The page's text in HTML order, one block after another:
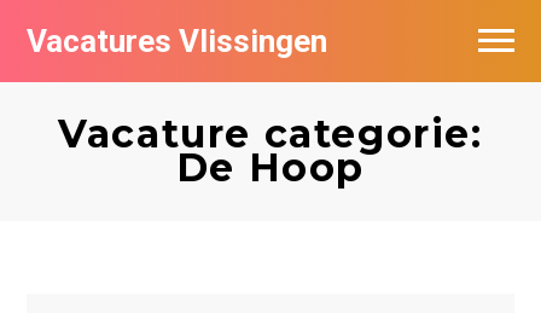
Vacatures Vlissingen
Vacature categorie:
De Hoop